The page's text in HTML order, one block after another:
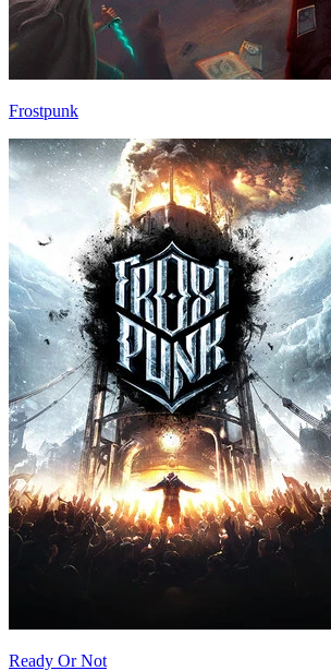
Frostpunk
Ready Or Not